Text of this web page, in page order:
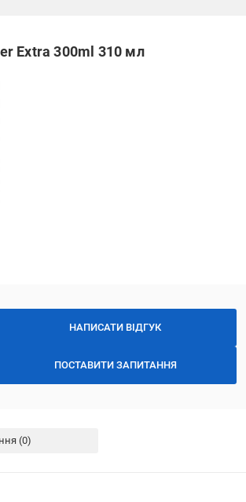
Extra 300ml 310 мл
НАПИСАТИ ВІДГУК
ПОСТАВИТИ ЗАПИТАННЯ